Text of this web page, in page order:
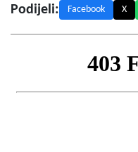
Podijeli: Facebook X